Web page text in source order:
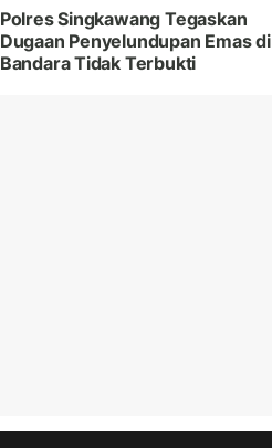
Polres Singkawang Tegaskan
Dugaan Penyelundupan Emas di
Bandara Tidak Terbukti